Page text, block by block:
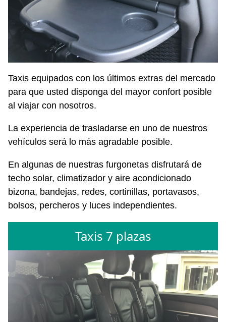
Taxis equipados con los últimos extras del mercado
para que usted disponga del mayor confort posible
al viajar con nosotros.
La experiencia de trasladarse en uno de nuestros
vehículos será lo más agradable posible.
En algunas de nuestras furgonetas disfrutará de
techo solar, climatizador y aire acondicionado
bizona, bandejas, redes, cortinillas, portavasos,
bolsos, percheros y luces independientes.
Taxis 7 plazas